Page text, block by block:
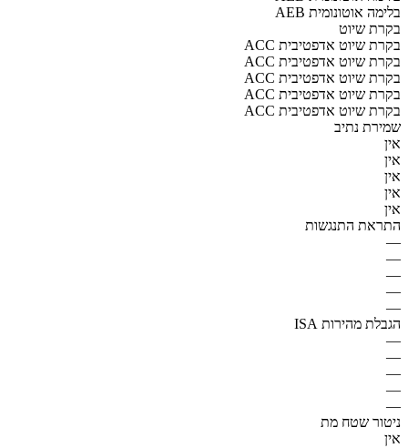
AEB בלימה אוטונומית
בקרת שיוט
ACC בקרת שיוט אדפטיבית
ACC בקרת שיוט אדפטיבית
ACC בקרת שיוט אדפטיבית
ACC בקרת שיוט אדפטיבית
ACC בקרת שיוט אדפטיבית
שמירת נתיב
אין
אין
אין
אין
אין
התראת התנגשות
—
—
—
—
—
הגבלת מהירות ISA
—
—
—
—
—
ניטור שטח מת
אין